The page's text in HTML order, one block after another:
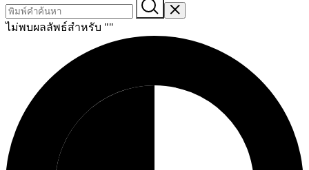
ไม่พบผลลัพธ์สำหรับ ""